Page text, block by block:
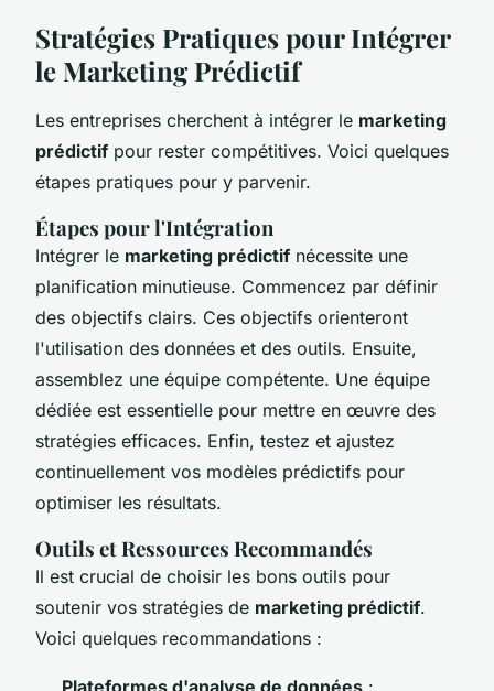
Stratégies Pratiques pour Intégrer
le Marketing Prédictif
Les entreprises cherchent à intégrer le marketing
prédictif pour rester compétitives. Voici quelques
étapes pratiques pour y parvenir.
Étapes pour l'Intégration
Intégrer le marketing prédictif nécessite une
planification minutieuse. Commencez par définir
des objectifs clairs. Ces objectifs orienteront
l'utilisation des données et des outils. Ensuite,
assemblez une équipe compétente. Une équipe
dédiée est essentielle pour mettre en œuvre des
stratégies efficaces. Enfin, testez et ajustez
continuellement vos modèles prédictifs pour
optimiser les résultats.
Outils et Ressources Recommandés
Il est crucial de choisir les bons outils pour
soutenir vos stratégies de marketing prédictif.
Voici quelques recommandations :
Plateformes d'analyse de données :